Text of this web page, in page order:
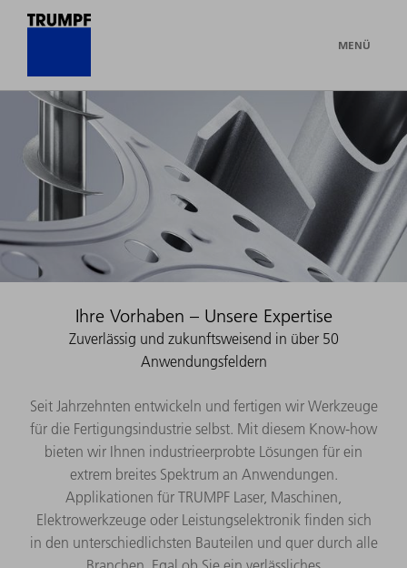
MENÜ
Ihre Vorhaben – Unsere Expertise
Zuverlässig und zukunftsweisend in über 50
Anwendungsfeldern
Seit Jahrzehnten entwickeln und fertigen wir Werkzeuge
für die Fertigungsindustrie selbst. Mit diesem Know-how
bieten wir Ihnen industrieerprobte Lösungen für ein
extrem breites Spektrum an Anwendungen.
Applikationen für TRUMPF Laser, Maschinen,
Elektrowerkzeuge oder Leistungselektronik finden sich
in den unterschiedlichsten Bauteilen und quer durch alle